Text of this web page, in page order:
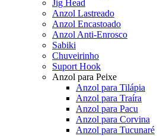
Jig Head
Anzol Lastreado
Anzol Encastoado
Anzol Anti-Enrosco
Sabiki
Chuveirinho
Suport Hook
Anzol para Peixe
Anzol para Tilápia
Anzol para Traíra
Anzol para Pacu
Anzol para Corvina
Anzol para Tucunaré